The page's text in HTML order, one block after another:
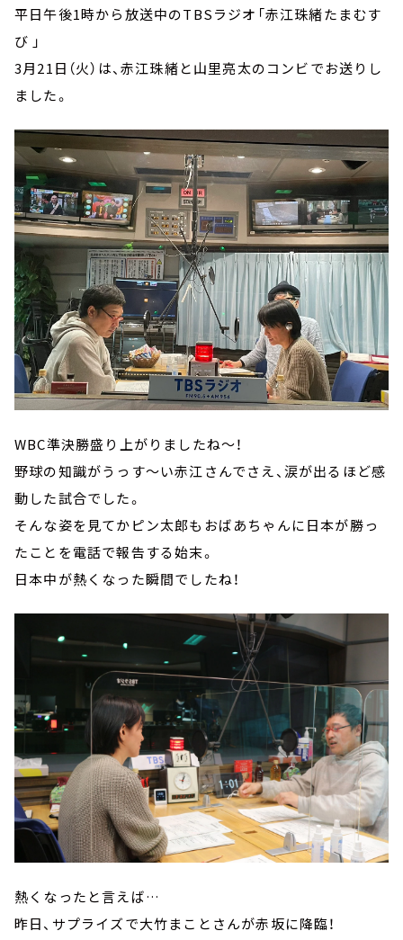
平日午後1時から放送中のTBSラジオ「赤江珠緒たまむす
び 」
3月21日（火）は、赤江珠緒と山里亮太のコンビでお送りし
ました。
WBC準決勝盛り上がりましたね～！
野球の知識がうっす～い赤江さんでさえ、涙が出るほど感
動した試合でした。
そんな姿を見てかピン太郎もおばあちゃんに日本が勝っ
たことを電話で報告する始末。
日本中が熱くなった瞬間でしたね！
熱くなったと言えば…
昨日、サプライズで大竹まことさんが赤坂に降臨！